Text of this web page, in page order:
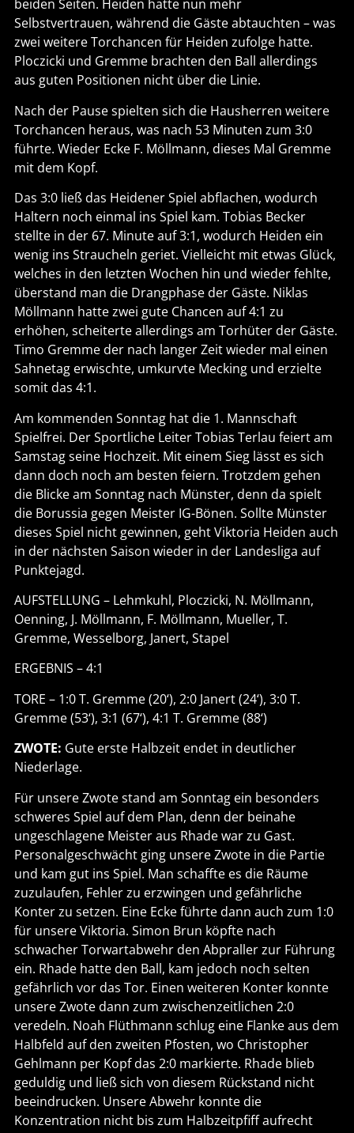
beiden Seiten. Heiden hatte nun mehr
Selbstvertrauen, während die Gäste abtauchten – was
zwei weitere Torchancen für Heiden zufolge hatte.
Ploczicki und Gremme brachten den Ball allerdings
aus guten Positionen nicht über die Linie.
Nach der Pause spielten sich die Hausherren weitere
Torchancen heraus, was nach 53 Minuten zum 3:0
führte. Wieder Ecke F. Möllmann, dieses Mal Gremme
mit dem Kopf.
Das 3:0 ließ das Heidener Spiel abflachen, wodurch
Haltern noch einmal ins Spiel kam. Tobias Becker
stellte in der 67. Minute auf 3:1, wodurch Heiden ein
wenig ins Straucheln geriet. Vielleicht mit etwas Glück,
welches in den letzten Wochen hin und wieder fehlte,
überstand man die Drangphase der Gäste. Niklas
Möllmann hatte zwei gute Chancen auf 4:1 zu
erhöhen, scheiterte allerdings am Torhüter der Gäste.
Timo Gremme der nach langer Zeit wieder mal einen
Sahnetag erwischte, umkurvte Mecking und erzielte
somit das 4:1.
Am kommenden Sonntag hat die 1. Mannschaft
Spielfrei. Der Sportliche Leiter Tobias Terlau feiert am
Samstag seine Hochzeit. Mit einem Sieg lässt es sich
dann doch noch am besten feiern. Trotzdem gehen
die Blicke am Sonntag nach Münster, denn da spielt
die Borussia gegen Meister IG-Bönen. Sollte Münster
dieses Spiel nicht gewinnen, geht Viktoria Heiden auch
in der nächsten Saison wieder in der Landesliga auf
Punktejagd.
AUFSTELLUNG – Lehmkuhl, Ploczicki, N. Möllmann,
Oenning, J. Möllmann, F. Möllmann, Mueller, T.
Gremme, Wesselborg, Janert, Stapel
ERGEBNIS – 4:1
TORE – 1:0 T. Gremme (20‘), 2:0 Janert (24‘), 3:0 T.
Gremme (53‘), 3:1 (67‘), 4:1 T. Gremme (88‘)
ZWOTE: Gute erste Halbzeit endet in deutlicher
Niederlage.
Für unsere Zwote stand am Sonntag ein besonders
schweres Spiel auf dem Plan, denn der beinahe
ungeschlagene Meister aus Rhade war zu Gast.
Personalgeschwächt ging unsere Zwote in die Partie
und kam gut ins Spiel. Man schaffte es die Räume
zuzulaufen, Fehler zu erzwingen und gefährliche
Konter zu setzen. Eine Ecke führte dann auch zum 1:0
für unsere Viktoria. Simon Brun köpfte nach
schwacher Torwartabwehr den Abpraller zur Führung
ein. Rhade hatte den Ball, kam jedoch noch selten
gefährlich vor das Tor. Einen weiteren Konter konnte
unsere Zwote dann zum zwischenzeitlichen 2:0
veredeln. Noah Flüthmann schlug eine Flanke aus dem
Halbfeld auf den zweiten Pfosten, wo Christopher
Gehlmann per Kopf das 2:0 markierte. Rhade blieb
geduldig und ließ sich von diesem Rückstand nicht
beeindrucken. Unsere Abwehr konnte die
Konzentration nicht bis zum Halbzeitpfiff aufrecht